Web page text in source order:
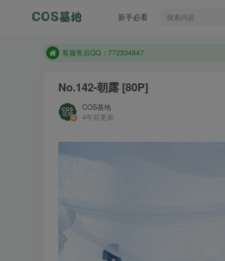
新手必看
遇到任何问题加客服QQ：772334847
客服售后QQ：772334847
防失联：百度搜索《一七天佳》，实时查看最新站点。
No.142-朝露 [80P]
COS基地
4年前更新